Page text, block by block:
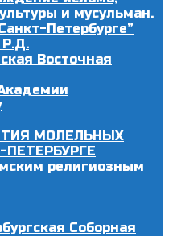
и мусульман.
Петербурге”
Восточная
МОЛЕЛЬНЫХ
религиозным
Соборная